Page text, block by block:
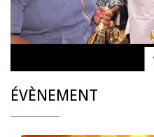
ÉVÈNEMENT